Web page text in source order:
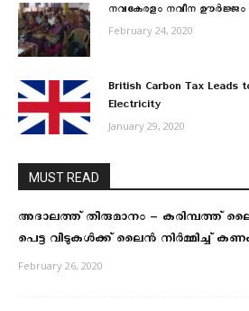
നവകേരളം നവീന ഊർജ്ജം
February 24, 2020
British Carbon Tax Leads
Electricity
January 29, 2020
MUST READ
അദാലത്ത് തീരുമാനം – കരിമ്പത്ത്
പെട്ട വീടുകൾക്ക് ലൈൻ നിർമ്മിച്ച്
February 26, 2020